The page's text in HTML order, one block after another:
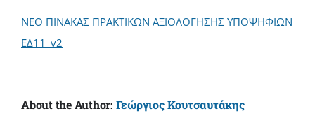
ΝΕΟ ΠΙΝΑΚΑΣ ΠΡΑΚΤΙΚΩΝ ΑΞΙΟΛΟΓΗΣΗΣ ΥΠΟΨΗΦΙΩΝ
ΕΔ11_v2
About the Author: Γεώργιος Κουτσαυτάκης